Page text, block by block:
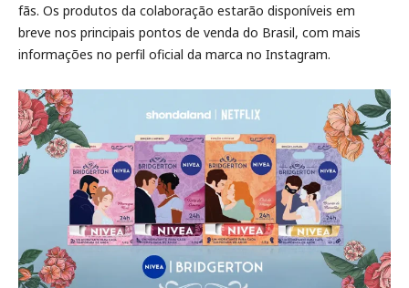
fãs. Os produtos da colaboração estarão disponíveis em
breve nos principais pontos de venda do Brasil, com mais
informações no perfil oficial da marca no Instagram.